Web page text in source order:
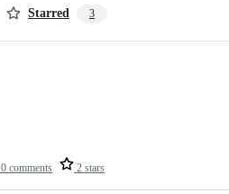
Starred 3
0 comments 2 stars